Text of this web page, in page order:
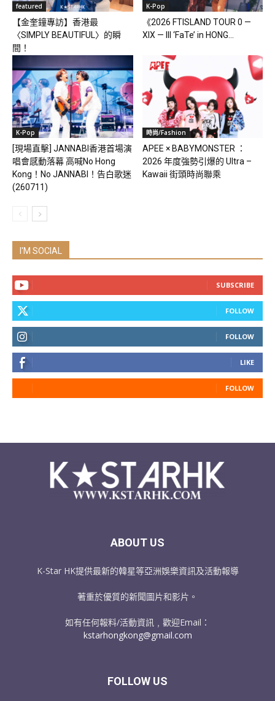
featured
【金奎鐘專訪】香港最
〈SIMPLY BEAUTIFUL〉的瞬
間！
K-Pop
《2026 FTISLAND TOUR 0 —
XIX — III ‘FaTe’ in HONG...
K-Pop
[現場直擊] JANNABI香港首場演
唱會感動落幕 高喊No Hong
Kong！No JANNABI！告白歌迷
(260711)
時尚/Fashion
APEE × BABYMONSTER ：
2026 年度強勢引爆的 Ultra –
Kawaii 街頭時尚聯乘
I'M SOCIAL
SUBSCRIBE
FOLLOW
FOLLOW
LIKE
FOLLOW
ABOUT US
K-Star HK提供最新的韓星等亞洲娛樂資訊及活動報導
著重於優質的新聞圖片和影片。
如有任何報料/活動資訊﹐歡迎Email：
kstarhongkong@gmail.com
FOLLOW US